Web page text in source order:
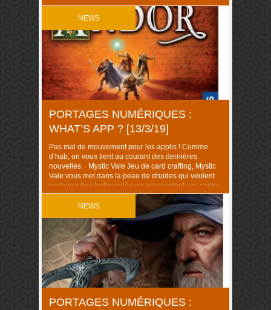
Digital, qu’on ne présente plus vraiment dans le
royaume du portage. Clank, Elder Scrolls Legends,
NEWS
PORTAGES NUMÉRIQUES :
WHAT’S APP ? [13/3/19]
Pas mal de mouvement pour les applis ! Comme
d’hab, on vous tient au courant des dernières
nouvelles. Mystic Vale Jeu de card crafting, Mystic
Vale vous met dans la peau de druides qui veulent
restaurer leur belle vallée en augmentant ses cartes,
avec des protège-cartes et des cartes transparentes.
Ceci dissimulait une course […]
NEWS
PORTAGES NUMÉRIQUES :